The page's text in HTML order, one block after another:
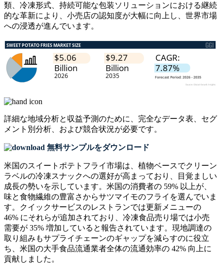
類、冷凍形式、持続可能な包装ソリューションにおける継続
的な革新により、小売店の認知度が大幅に向上し、世界市場
への浸透が進んでいます。
詳細な地域分析と収益予測のために、 完全なデータ表、セグ
メント別分析、および競合状況が必要です。
無料サンプルをダウンロード
米国のスイートポテトフライ市場は、植物ベースでクリーン
ラベルの冷凍スナックへの選好が高まっており、目覚ましい
成長の勢いを示しています。米国の消費者の 59% 以上が、
味と食物繊維の豊富さからサツマイモのフライを選んでいま
す。クイックサービスのレストランでは更新メニューの
46% にそれらが追加されており、冷凍食品売り場では小売
需要が 35% 増加していると報告されています。現地調達の
取り組みもサプライチェーンのギャップを減らすのに役立
ち、米国の大手食品流通業者全体の流通効率の 42% 向上に
貢献しました。